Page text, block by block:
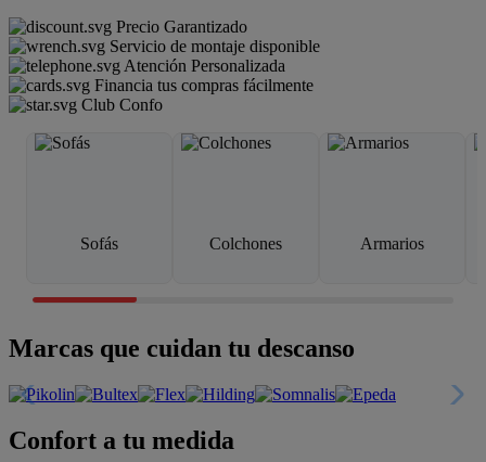
Precio Garantizado
Servicio de montaje disponible
Atención Personalizada
Financia tus compras fácilmente
Club Confo
Sofás Colchones Armarios
Marcas que cuidan tu descanso
Confort a tu medida